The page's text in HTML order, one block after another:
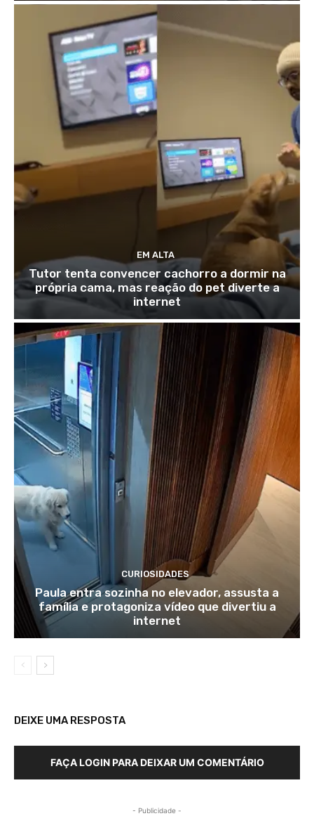
EM ALTA
Tutor tenta convencer cachorro a dormir na
própria cama, mas reação do pet diverte a
internet
CURIOSIDADES
Paula entra sozinha no elevador, assusta a
família e protagoniza vídeo que divertiu a
internet
DEIXE UMA RESPOSTA
FAÇA LOGIN PARA DEIXAR UM COMENTÁRIO
- Publicidade -